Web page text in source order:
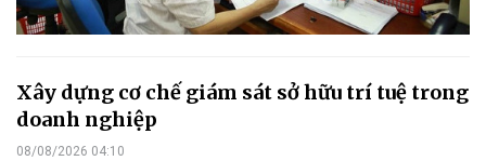
Xây dựng cơ chế giám sát sở hữu trí tuệ trong
doanh nghiệp
08/08/2026 04:10